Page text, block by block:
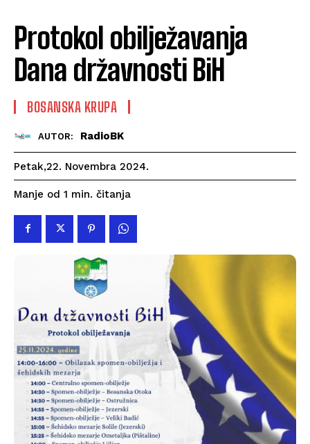
Protokol obilježavanja
Dana državnosti BiH
BOSANSKA KRUPA
AUTOR: RadioBK
Petak,22. Novembra 2024.
Manje od 1 min. čitanja